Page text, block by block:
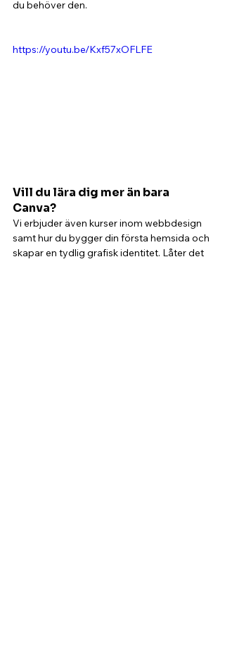
du behöver den.
https://youtu.be/Kxf57xOFLFE
Vill du lära dig mer än bara
Canva?
Vi erbjuder även kurser inom webbdesign
samt hur du bygger din första hemsida och
skapar en tydlig grafisk identitet. Låter det